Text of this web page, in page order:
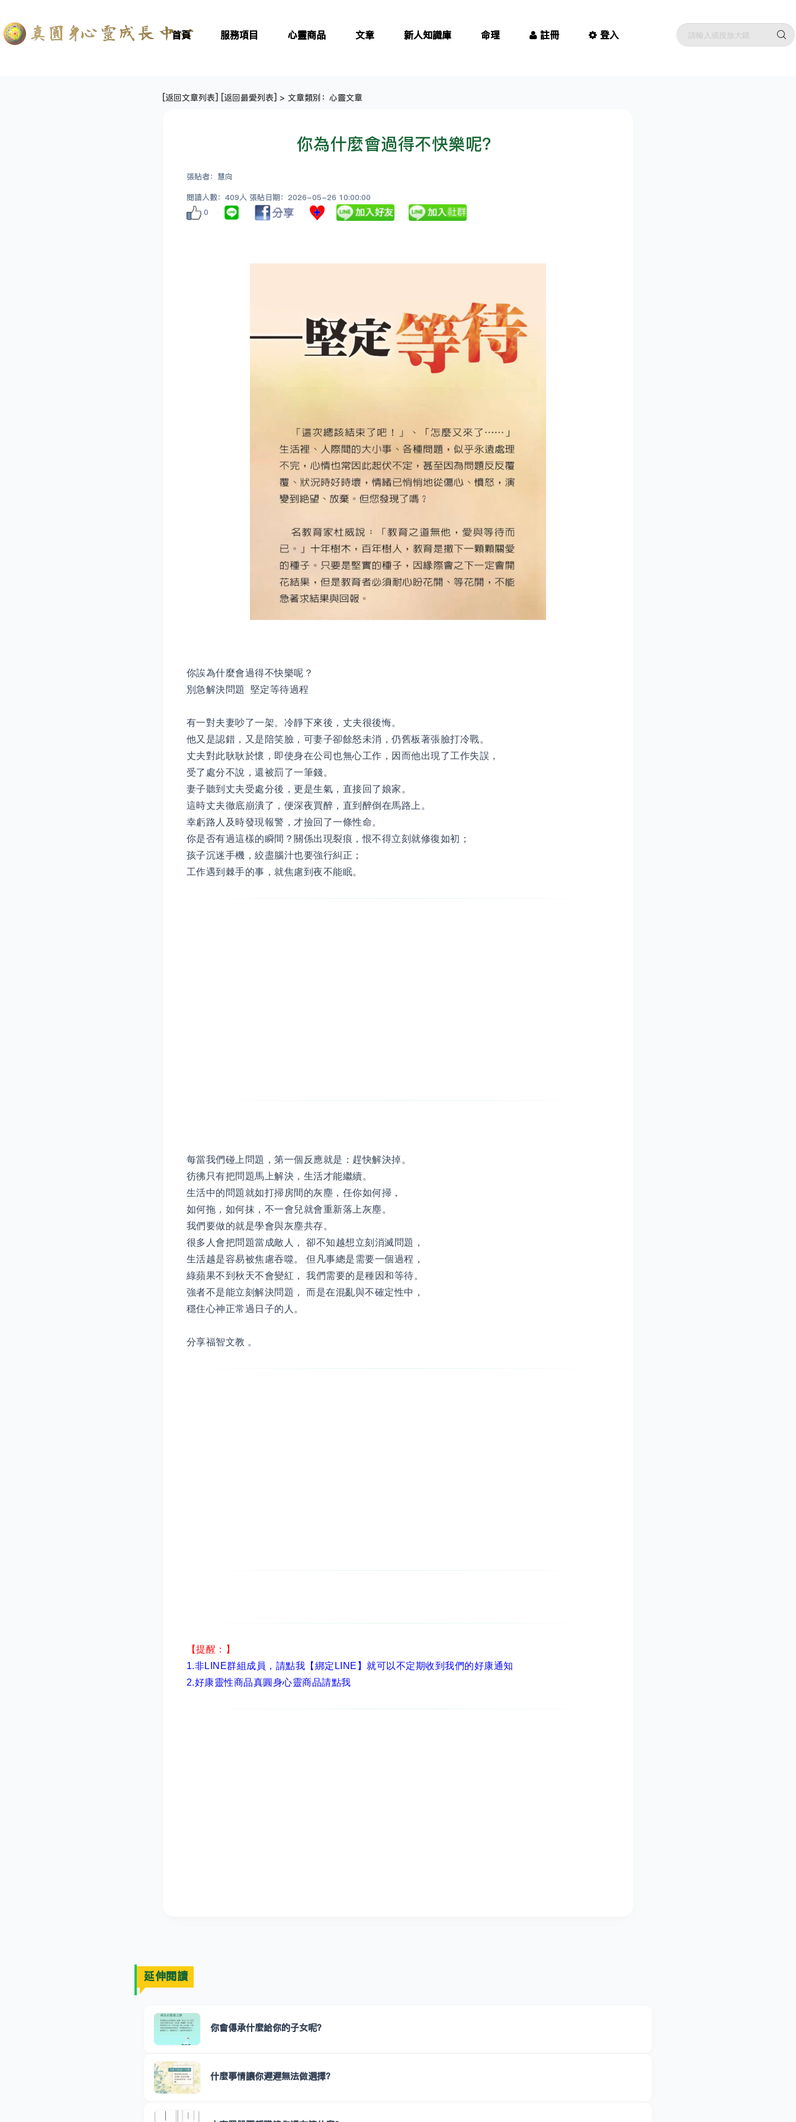
首頁 服務項目 心靈商品 文章 新人知識庫 命理 註冊 登入
[返回文章列表] [返回最愛列表] > 文章類別：心靈文章
你為什麼會過得不快樂呢？
張貼者：慧向
閱讀人數：409人 張貼日期：2026-05-26 10:00:00
0
你誒為什麼會過得不快樂呢？
別急解決問題 堅定等待過程
有一對夫妻吵了一架。冷靜下來後，丈夫很後悔。
他又是認錯，又是陪笑臉，可妻子卻餘怒未消，仍舊板著張臉打冷戰。
丈夫對此耿耿於懷，即使身在公司也無心工作，因而他出現了工作失誤，
受了處分不說，還被罰了一筆錢。
妻子聽到丈夫受處分後，更是生氣，直接回了娘家。
這時丈夫徹底崩潰了，便深夜買醉，直到醉倒在馬路上。
幸虧路人及時發現報警，才撿回了一條性命。
你是否有過這樣的瞬間？關係出現裂痕，恨不得立刻就修復如初；
孩子沉迷手機，絞盡腦汁也要強行糾正；
工作遇到棘手的事，就焦慮到夜不能眠。
每當我們碰上問題，第一個反應就是：趕快解決掉。
彷彿只有把問題馬上解決，生活才能繼續。
生活中的問題就如打掃房間的灰塵，任你如何掃，
如何拖，如何抹，不一會兒就會重新落上灰塵。
我們要做的就是學會與灰塵共存。
很多人會把問題當成敵人， 卻不知越想立刻消滅問題，
生活越是容易被焦慮吞噬。 但凡事總是需要一個過程，
綠蘋果不到秋天不會變紅， 我們需要的是種因和等待。
強者不是能立刻解決問題， 而是在混亂與不確定性中，
穩住心神正常過日子的人。
分享福智文教 。
【提醒：】
1.非LINE群組成員， 請點我【綁定LINE】 就可以不定期收到我們的好康通知
2.好康靈性商品真圓身心靈商品請點我
延伸閱讀
你會傳承什麼給你的子女呢？
什麼事情讓你遲遲無法做選擇？